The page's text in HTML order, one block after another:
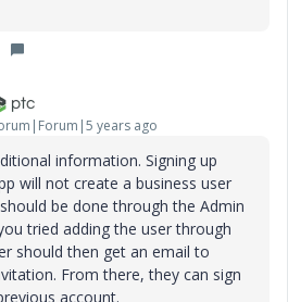
years ago
information. Signing up
will not create a business user
be done through the Admin
tried adding the user through
should then get an email to
From there, they can sign
account.